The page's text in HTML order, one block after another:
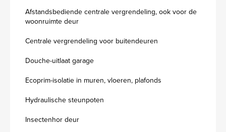
Afstandsbediende centrale vergrendeling, ook voor de
woonruimte deur
Centrale vergrendeling voor buitendeuren
Douche-uitlaat garage
Ecoprim-isolatie in muren, vloeren, plafonds
Hydraulische steunpoten
Insectenhor deur